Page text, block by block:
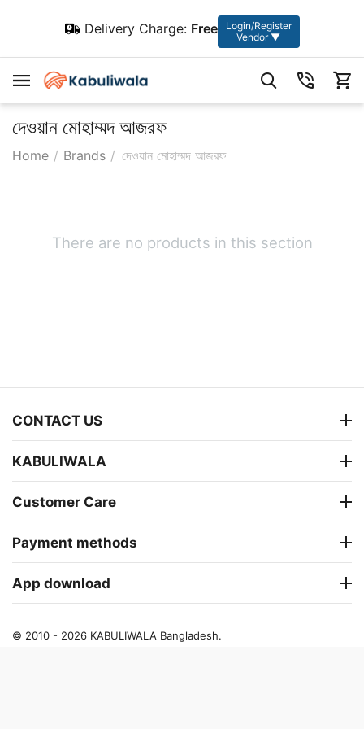
Delivery Charge: Free
Login/Register
Vendor ▼
দেওয়ান মোহাম্মদ আজরফ
Home / Brands / দেওয়ান মোহাম্মদ আজরফ
There are no products in this section
CONTACT US
KABULIWALA
Customer Care
Payment methods
App download
© 2010 - 2026 KABULIWALA Bangladesh.